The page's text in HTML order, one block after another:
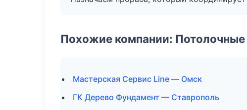
Похожие компании:
Мастерская Сервис Line — Омск
ГК Дерево Фундамент — Ставрополь